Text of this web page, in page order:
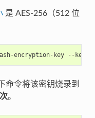
是 AES-256（512 位
encryption-key --
命令将该密钥烧录到
。